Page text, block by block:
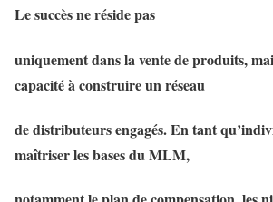
Le succès ne réside pas
uniquement dans la vente de produits,
capacité à construire un réseau
de distributeurs engagés. En tant
maîtriser les bases du MLM,